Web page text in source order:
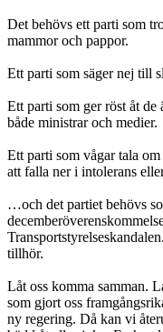
Det behövs ett parti som
mammor och pappor.
Ett parti som säger nej till
Ett parti som ger röst åt de
både ministrar och medier.
Ett parti som vågar tala
att falla ner i intolerans
…och det partiet behövs
tillhör.
Låt oss komma samman.
som gjort oss
ny regering. Då kan vi